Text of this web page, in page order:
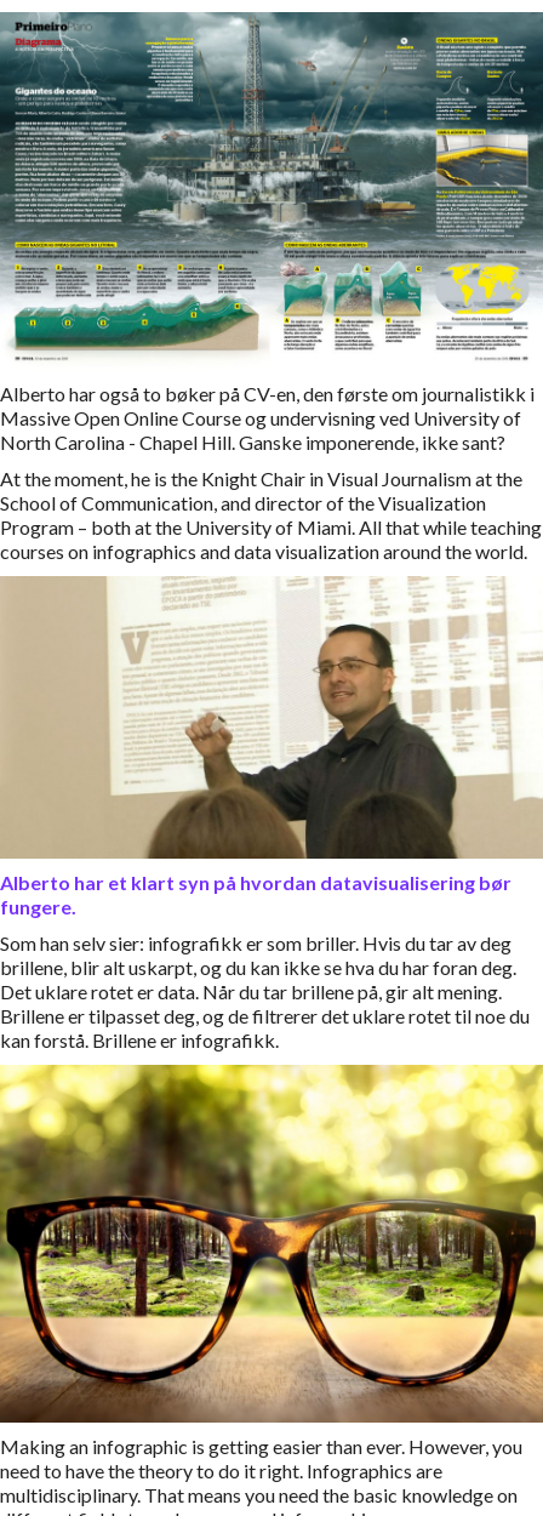
Alberto har også to bøker på CV-en, den første om journalistikk i
Massive Open Online Course og undervisning ved University of
North Carolina - Chapel Hill. Ganske imponerende, ikke sant?
At the moment, he is the Knight Chair in Visual Journalism at the
School of Communication, and director of the Visualization
Program – both at the University of Miami. All that while teaching
courses on infographics and data visualization around the world.
Alberto har et klart syn på hvordan datavisualisering bør
fungere.
Som han selv sier: infografikk er som briller. Hvis du tar av deg
brillene, blir alt uskarpt, og du kan ikke se hva du har foran deg.
Det uklare rotet er data. Når du tar brillene på, gir alt mening.
Brillene er tilpasset deg, og de filtrerer det uklare rotet til noe du
kan forstå. Brillene er infografikk.
Making an infographic is getting easier than ever. However, you
need to have the theory to do it right. Infographics are
multidisciplinary. That means you need the basic knowledge on